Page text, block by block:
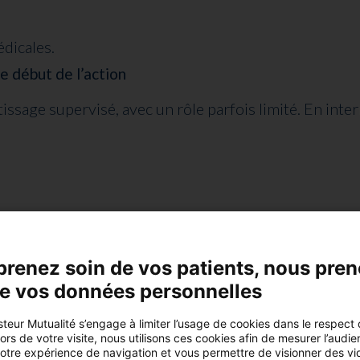
début de l’action
supervisé, avec un rôle parfois limité. En
un senior, elleengage la responsabilité de
? Décryptage d’un
soin de vos patients, nous
vos données personnelles
Mutualité s’engage à limiter l’usage de cookies dans le respect
de votre visite, nous utilisons ces cookies afin de mesurer
expérience de navigation et vous permettre de visionner des